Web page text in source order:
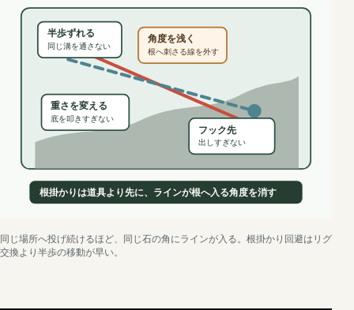
半歩ずれる
同じ溝を通さない
角度を浅く
根へ刺さる線を外す
重さを変える
底を叩きすぎない
フック先
出しすぎない
根掛かりは道具より先に、ラインが根へ入る角度を消す
同じ場所へ投げ続けるほど、同じ石の角にラインが入る。根掛かり回避はリグ
交換より半歩の移動が早い。